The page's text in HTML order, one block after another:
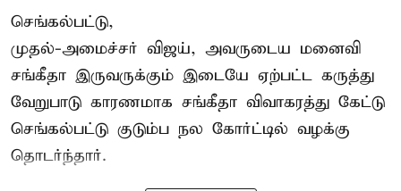
செங்கல்பட்டு,
முதல்-அமைச்சர் விஜய், அவருடைய மனைவி
சங்கீதா இருவருக்கும் இடையே ஏற்பட்ட கருத்து
வேறுபாடு காரணமாக சங்கீதா விவாகரத்து கேட்டு
செங்கல்பட்டு குடும்ப நல கோர்ட்டில் வழக்கு
தொடர்ந்தார்.